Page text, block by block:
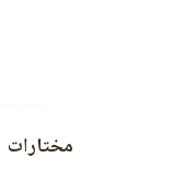
مختارات